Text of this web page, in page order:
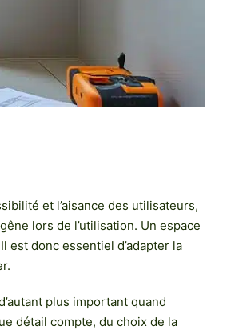
et l’aisance des utilisateurs,
lors de l’utilisation. Un espace
donc essentiel d’adapter la
plus important quand
détail compte, du choix de la